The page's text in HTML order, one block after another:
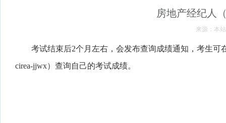
房地产经纪人
来源：本
考试结束后2个月左右，会发布查询成绩通知，考生可
cirea-jjwx）查询自己的考试成绩。